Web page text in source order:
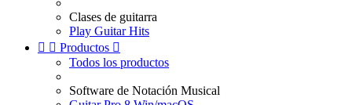
Clases de guitarra
Play Guitar Hits
  Productos 
Todos los productos
Software de Notación Musical